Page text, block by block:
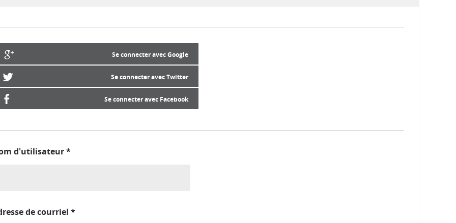
Se connecter avec Google
Se connecter avec Twitter
Se connecter avec Facebook
d'utilisateur*
de courriel *